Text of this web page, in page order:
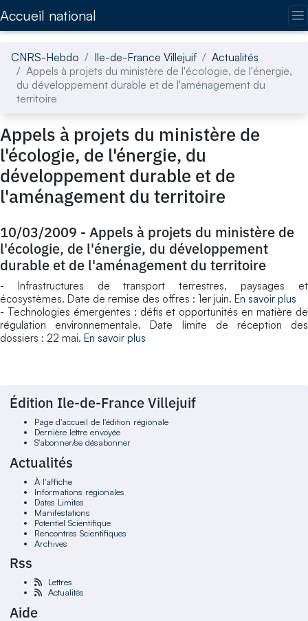
Accueil national
CNRS-Hebdo Ile-de-France Villejuif
Actualités
Appels à projets du ministère de l'écologie, de l'énergie,
du développement durable et de l'aménagement du
territoire
Appels à projets du ministère de
l'écologie, de l'énergie, du
développement durable et de
l'aménagement du territoire
10/03/2009 - Appels à projets du ministère de
l'écologie, de l'énergie, du développement
durable et de l'aménagement du territoire
- Infrastructures de transport terrestres, paysages et
écosystèmes. Date de remise des offres : 1er juin. En savoir plus
- Technologies émergentes : défis et opportunités en matière de
régulation environnementale. Date limite de réception des
dossiers : 22 mai. En savoir plus
Édition Ile-de-France Villejuif
Page d'accueil de l'édition régionale
Dernière lettre envoyée
S'abonner/se désabonner
Actualités
À l'affiche
Informations régionales
Dates Limites
Manifestations
Potentiel Scientifique
Rencontres Scientifiques
Archives
Rss
Lettres
Actualités
Aide